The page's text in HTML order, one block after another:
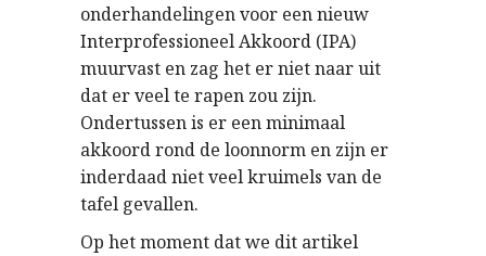
onderhandelingen voor een nieuw
Interprofessioneel Akkoord (IPA)
muurvast en zag het er niet naar uit
dat er veel te rapen zou zijn.
Ondertussen is er een minimaal
akkoord rond de loonnorm en zijn er
inderdaad niet veel kruimels van de
tafel gevallen.
Op het moment dat we dit artikel